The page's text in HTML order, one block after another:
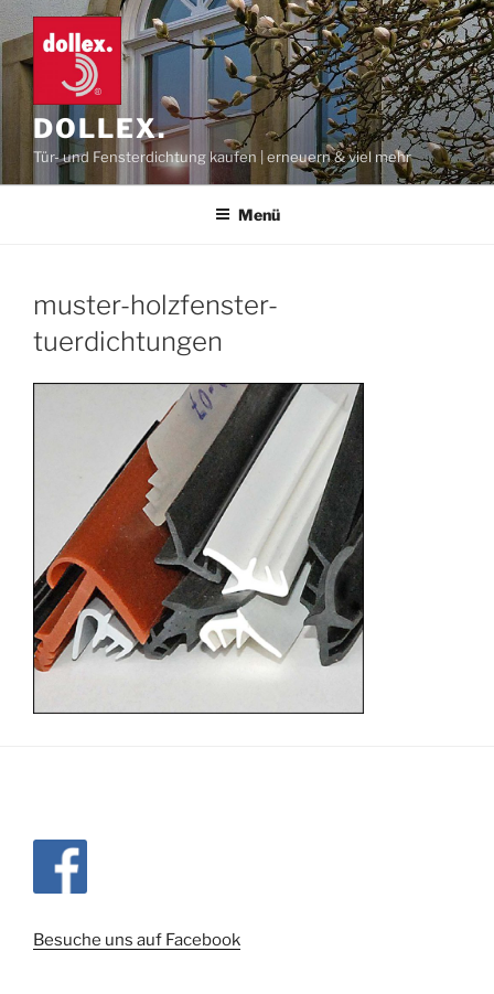
Zum
Inhalt
springen
DOLLEX.
Tür- und Fensterdichtung kaufen | erneuern & viel mehr
Menü
muster-holzfenster-
tuerdichtungen
Besuche uns auf Facebook